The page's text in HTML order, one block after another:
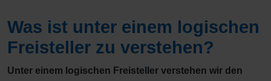
Was ist unter einem logischen
Freisteller zu verstehen?
Unter einem logischen Freisteller verstehen wir den